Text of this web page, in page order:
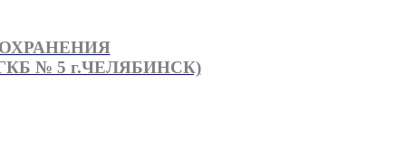
№ 5 г.ЧЕЛЯБИНСК)